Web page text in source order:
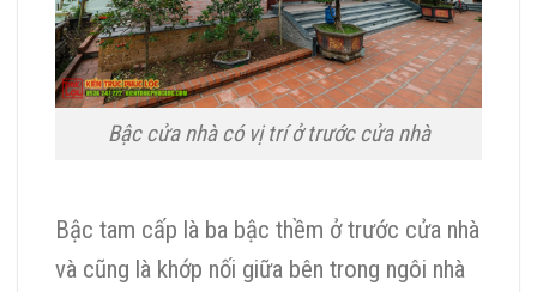
Bậc cửa nhà có vị trí ở trước cửa nhà
Bậc tam cấp là ba bậc thềm ở trước cửa nhà
và cũng là khớp nối giữa bên trong ngôi nhà